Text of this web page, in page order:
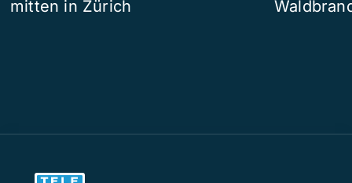
mitten in Zürich